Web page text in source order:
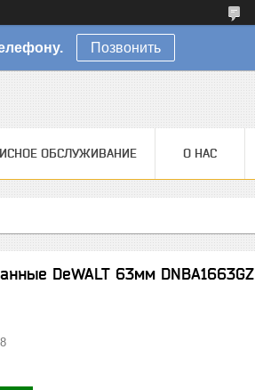
Позвонить
ОБСЛУЖИВАНИЕ О НАС
DeWALT 63мм DNBA1663GZ